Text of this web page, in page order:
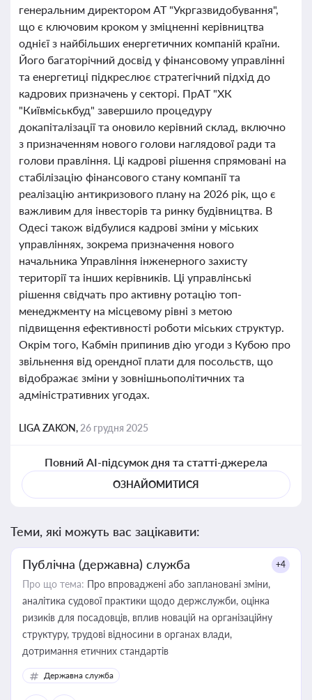
генеральним директором АТ "Укргазвидобування",
що є ключовим кроком у зміцненні керівництва
однієї з найбільших енергетичних компаній країни.
Його багаторічний досвід у фінансовому управлінні
та енергетиці підкреслює стратегічний підхід до
кадрових призначень у секторі. ПрАТ "ХК
"Київміськбуд" завершило процедуру
докапіталізації та оновило керівний склад, включно
з призначенням нового голови наглядової ради та
голови правління. Ці кадрові рішення спрямовані на
стабілізацію фінансового стану компанії та
реалізацію антикризового плану на 2026 рік, що є
важливим для інвесторів та ринку будівництва. В
Одесі також відбулися кадрові зміни у міських
управліннях, зокрема призначення нового
начальника Управління інженерного захисту
території та інших керівників. Ці управлінські
рішення свідчать про активну ротацію топ-
менеджменту на місцевому рівні з метою
підвищення ефективності роботи міських структур.
Окрім того, Кабмін припинив дію угоди з Кубою про
звільнення від орендної плати для посольств, що
відображає зміни у зовнішньополітичних та
адміністративних угодах.
LIGA ZAKON, 26 грудня 2025
Повний AI-підсумок дня та статті-джерела
ОЗНАЙОМИТИСЯ
Теми, які можуть вас зацікавити:
Публічна (державна) служба +4
Про що тема: Про впроваджені або заплановані зміни,
аналітика судової практики щодо держслужби, оцінка
ризиків для посадовців, вплив новацій на організаційну
структуру, трудові відносини в органах влади,
дотримання етичних стандартів
Державна служба